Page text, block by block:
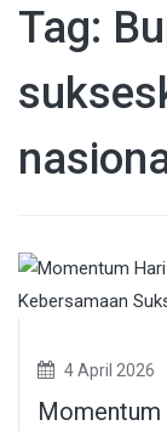
Tag:
4 April 2026
Momentum